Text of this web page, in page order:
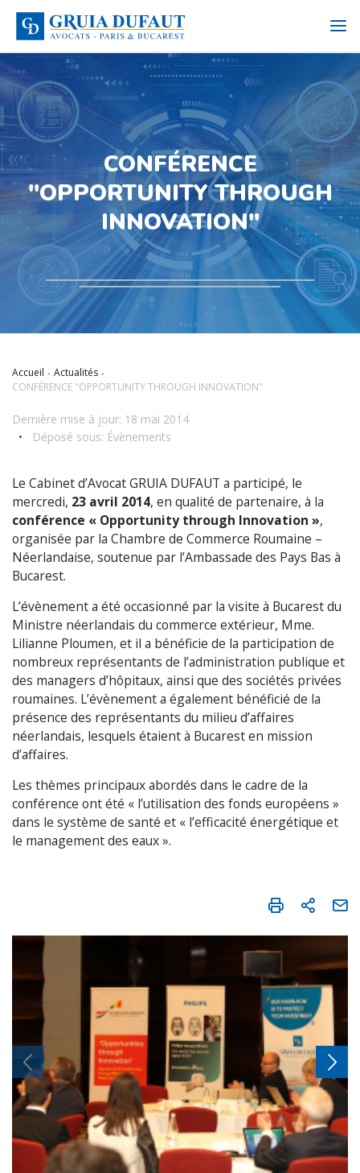
CONFÉRENCE
"OPPORTUNITY THROUGH
INNOVATION"
Accueil
Actualités
CONFÉRENCE "OPPORTUNITY THROUGH INNOVATION"
Dernière mise à jour: 18 mai 2014
•
Déposé sous: Évènements
Le Cabinet d’Avocat GRUIA DUFAUT a participé, le
mercredi, 23 avril 2014, en qualité de partenaire, à la
conférence « Opportunity through Innovation »,
organisée par la Chambre de Commerce Roumaine –
Néerlandaise, soutenue par l’Ambassade des Pays Bas à
Bucarest.
L’évènement a été occasionné par la visite à Bucarest du
Ministre néerlandais du commerce extérieur, Mme.
Lilianne Ploumen, et il a bénéficie de la participation de
nombreux représentants de l’administration publique et
des managers d’hôpitaux, ainsi que des sociétés privées
roumaines. L’évènement a également bénéficié de la
présence des représentants du milieu d’affaires
néerlandais, lesquels étaient à Bucarest en mission
d’affaires.
Les thèmes principaux abordés dans le cadre de la
conférence ont été « l’utilisation des fonds européens »
dans le système de santé et « l’efficacité énergétique et
le management des eaux ».